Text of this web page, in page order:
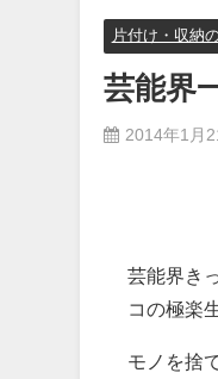
片付け・収納
芸能界
2014年1月
芸能界き
コの極楽
モノを捨